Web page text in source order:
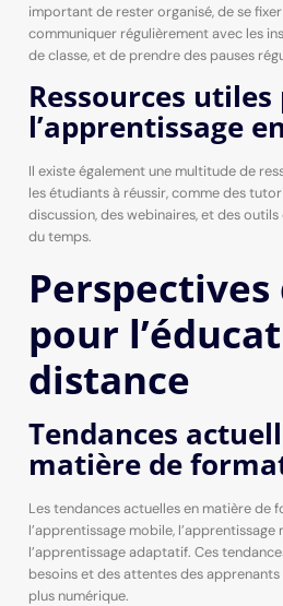
important de rester organisé, de se
communiquer régulièrement avec les
de classe, et de prendre des pauses
Ressources
l’apprentissage
Il existe également une multitude de
les étudiants à réussir, comme des
discussion, des webinaires, et des
du temps.
Perspectives
pour
distance
Tendances
matière de
Les tendances actuelles en matière de
l’apprentissage mobile, l’apprentissage
l’apprentissage adaptatif. Ces
besoins et des attentes des
plus numérique.